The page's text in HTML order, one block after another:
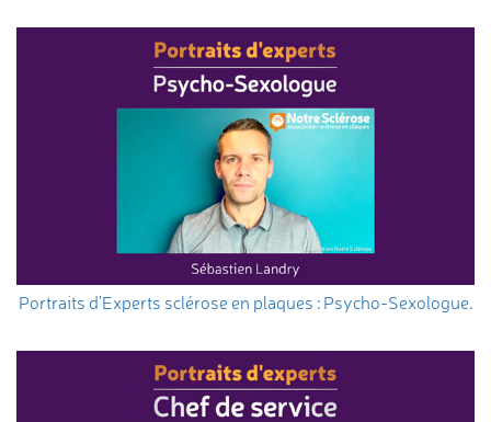
Portraits d'Experts sclérose en plaques : Psycho-Sexologue.